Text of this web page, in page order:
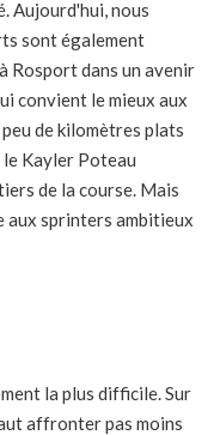
Aujourd'hui, nous
sont également
Rosport dans un avenir
convient le mieux aux
de kilomètres plats
le Kayler Poteau
de la course. Mais
aux sprinters ambitieux
la plus difficile. Sur
affronter pas moins